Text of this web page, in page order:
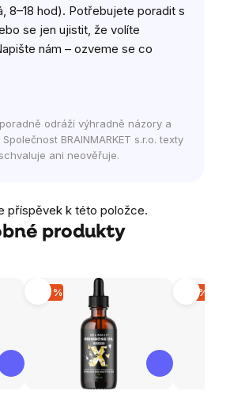
8–18 hod). Potřebujete poradit s
se jen ujistit, že volíte
nám – ozveme se co
odráží výhradně názory a
BRAINMARKET s.r.o. texty
ani neověřuje.
příspěvek k této položce.
produkty
-20 % -15 %